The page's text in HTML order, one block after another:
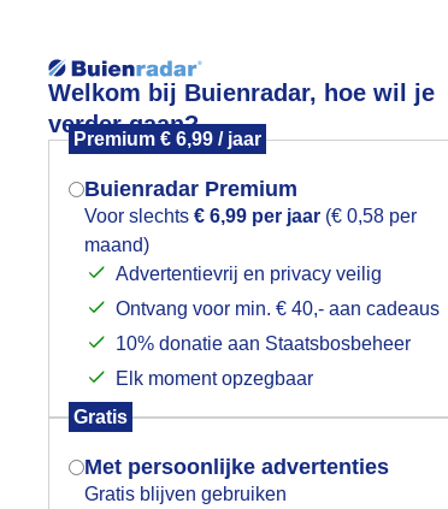
Welkom bij Buienradar, hoe wil je
verder gaan?
Premium € 6,99 / jaar
Buienradar Premium
Voor slechts € 6,99 per jaar (€ 0,58 per
maand)
Advertentievrij en privacy veilig
Ontvang voor min. € 40,- aan cadeaus
10% donatie aan Staatsbosbeheer
Elk moment opzegbaar
Gratis
Met persoonlijke advertenties
Gratis blijven gebruiken
Foto en video Weerzine
Mogen we je locatie gebruiken voor
het weer?
Indien je hier nog geen akkoord op hebt
gegeven, verschijnt er zo een pop-up uit
je browser waarin deze toestemming
gevraagd wordt.